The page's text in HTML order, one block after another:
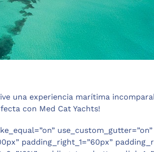
una experiencia marítima
con Med Cat Yachts!
use_custom_gutter=”on”
padding_right_1=”60px”